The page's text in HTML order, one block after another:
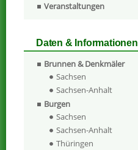
Veranstaltungen
Daten & Informationen
Brunnen & Denkmäler
Sachsen
Sachsen-Anhalt
Burgen
Sachsen
Sachsen-Anhalt
Thüringen